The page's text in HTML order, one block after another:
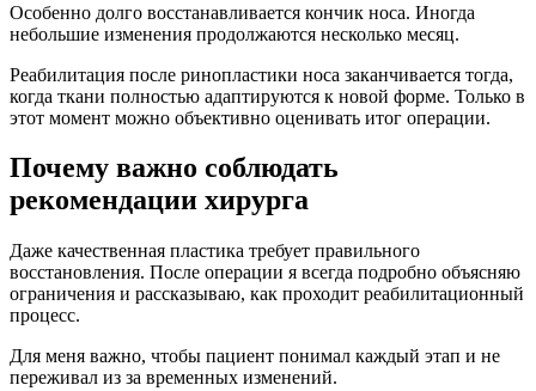
Особенно долго восстанавливается кончик носа. Иногда
небольшие изменения продолжаются несколько месяц.
Реабилитация после ринопластики носа заканчивается тогда,
когда ткани полностью адаптируются к новой форме. Только в
этот момент можно объективно оценивать итог операции.
Почему важно соблюдать
рекомендации хирурга
Даже качественная пластика требует правильного
восстановления. После операции я всегда подробно объясняю
ограничения и рассказываю, как проходит реабилитационный
процесс.
Для меня важно, чтобы пациент понимал каждый этап и не
переживал из за временных изменений.